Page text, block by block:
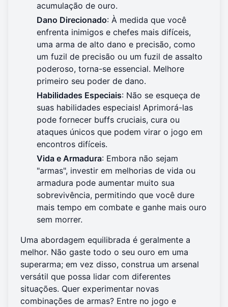
acumulação de ouro.
Dano Direcionado: À medida que você
enfrenta inimigos e chefes mais difíceis,
uma arma de alto dano e precisão, como
um fuzil de precisão ou um fuzil de assalto
poderoso, torna-se essencial. Melhore
primeiro seu poder de dano.
Habilidades Especiais: Não se esqueça de
suas habilidades especiais! Aprimorá-las
pode fornecer buffs cruciais, cura ou
ataques únicos que podem virar o jogo em
encontros difíceis.
Vida e Armadura: Embora não sejam
"armas", investir em melhorias de vida ou
armadura pode aumentar muito sua
sobrevivência, permitindo que você dure
mais tempo em combate e ganhe mais ouro
sem morrer.
Uma abordagem equilibrada é geralmente a
melhor. Não gaste todo o seu ouro em uma
superarma; em vez disso, construa um arsenal
versátil que possa lidar com diferentes
situações. Quer experimentar novas
combinações de armas? Entre no jogo e